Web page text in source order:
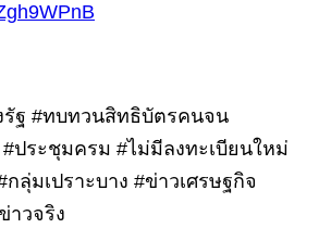
ฐ #ทบทวนสิทธิบัตรคนจน
ประชุมครม #ไม่มีลงทะเบียนใหม่
มเปราะบาง #ข่าวเศรษฐกิจ
าวจริง